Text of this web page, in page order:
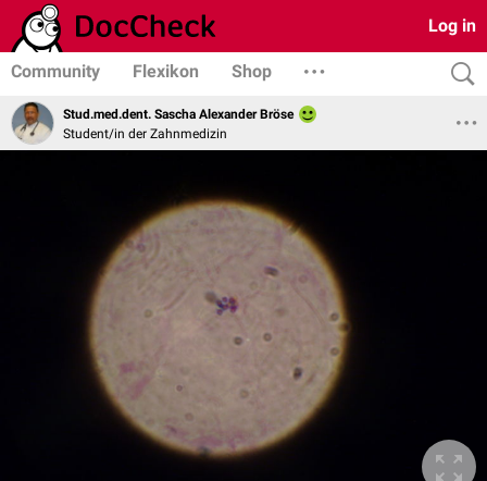
Log in
Community Flexikon Shop
Stud.med.dent. Sascha Alexander Bröse
Student/in der Zahnmedizin